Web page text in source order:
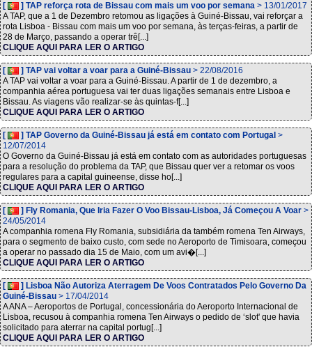
[ ] TAP reforça rota de Bissau com mais um voo por semana > 13/01/2017
A TAP, que a 1 de Dezembro retomou as ligações à Guiné-Bissau, vai reforçar a
rota Lisboa - Bissau com mais um voo por semana, às terças-feiras, a partir de
28 de Março, passando a operar trê[...]
CLIQUE AQUI PARA LER O ARTIGO
[ ] TAP vai voltar a voar para a Guiné-Bissau > 22/08/2016
A TAP vai voltar a voar para a Guiné-Bissau. A partir de 1 de dezembro, a
companhia aérea portuguesa vai ter duas ligações semanais entre Lisboa e
Bissau. As viagens vão realizar-se às quintas-f[...]
CLIQUE AQUI PARA LER O ARTIGO
[ ] TAP Governo da Guiné-Bissau já está em contato com Portugal >
12/07/2014
O Governo da Guiné-Bissau já está em contato com as autoridades portuguesas
para a resolução do problema da TAP, que Bissau quer ver a retomar os voos
regulares para a capital guineense, disse ho[...]
CLIQUE AQUI PARA LER O ARTIGO
[ ] Fly Romania, Que Iria Fazer O Voo Bissau-Lisboa, Já Começou A Voar >
24/05/2014
A companhia romena Fly Romania, subsidiária da também romena Ten Airways,
para o segmento de baixo custo, com sede no Aeroporto de Timisoara, começou
a operar no passado dia 15 de Maio, com um avi�[...]
CLIQUE AQUI PARA LER O ARTIGO
[
] Lisboa Não Autoriza Aterragem De Voos Contratados Pelo Governo Da
Guiné-Bissau > 17/04/2014
A ANA – Aeroportos de Portugal, concessionária do Aeroporto Internacional de
Lisboa, recusou à companhia romena Ten Airways o pedido de ‘slot' que havia
solicitado para aterrar na capital portug[...]
CLIQUE AQUI PARA LER O ARTIGO